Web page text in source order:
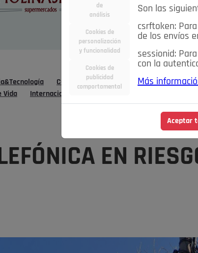
Cultura Deportes Economía
Vida Internacional
EN
de
análisis
Cookies de
personalización
y funcionalidad
Cookies de
publicidad
comportamental
Son las
csrftoken:
de los envíos
sessionid:
con la
Más
Aceptar